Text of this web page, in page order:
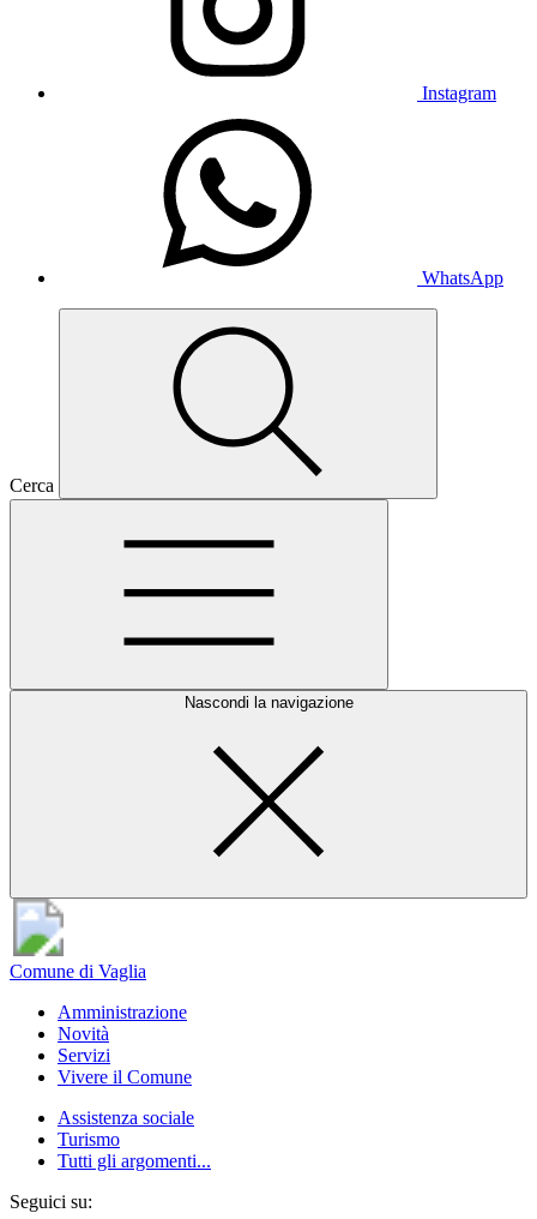
Instagram
WhatsApp
Cerca
Nascondi la navigazione
Comune di Vaglia
Amministrazione
Novità
Servizi
Vivere il Comune
Assistenza sociale
Turismo
Tutti gli argomenti...
Seguici su: